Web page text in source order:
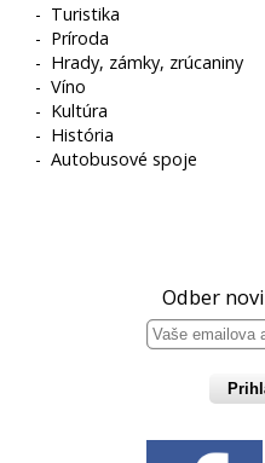
- Turistika
- Príroda
- Hrady, zámky, zrúcaniny
-Víno
- Kultúra
- História
-Autobusové spoje
Odber